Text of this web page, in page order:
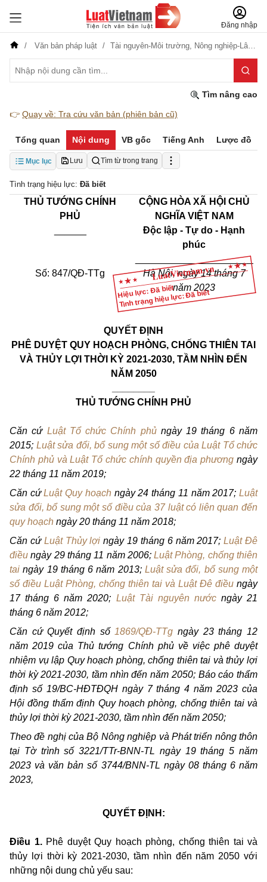
Đăng nhập
Văn bản pháp luật Tài nguyên-Môi trường, Nông nghiệp-Lâm nghiệp
Tìm nâng cao
👉 Quay về: Tra cứu văn bản (phiên bản cũ)
Tổng quan Nội dung VB gốc Tiếng Anh Lược đồ
Mục lục Lưu Tìm từ trong trang
Tình trạng hiệu lực: Đã biết
Hiệu lực: Đã biết
Tình trạng hiệu lực: Đã biết
THỦ TƯỚNG CHÍNH
PHỦ
CỘNG HÒA XÃ HỘI CHỦ
NGHĨA VIỆT NAM
Độc lập - Tự do - Hạnh
phúc
______________________
Số: 847/QĐ-TTg
Hà Nội, ngày 14 tháng 7
năm 2023
QUYẾT ĐỊNH
PHÊ DUYỆT QUY HOẠCH PHÒNG, CHỐNG THIÊN TAI
VÀ THỦY LỢI THỜI KỲ 2021-2030, TẦM NHÌN ĐẾN
NĂM 2050
THỦ TƯỚNG CHÍNH PHỦ
Căn cứ Luật Tổ chức Chính phủngày 19 tháng 6 năm
2015; Luật sửa đổi, bổ sung một số điều của Luật Tổ chức
Chính phủ và Luật Tổ chức chính quyền địa phương ngày
22 tháng 11 năm 2019;
Căn cứLuật Quy hoạchngày 24 tháng 11 năm 2017;Luật
sửa đổi, bổ sung một số điều của 37 luật có liên quan đến
quy hoạch ngày 20 tháng 11 năm 2018;
Căn cứ Luật Thủy lợi ngày 19 tháng 6 năm 2017;Luật Đê
điều ngày 29 tháng 11 năm 2006;Luật Phòng, chống thiên
tai ngày 19 tháng 6 năm 2013; Luật sửa đổi, bổ sung một
số điều Luật Phòng, chống thiên tai và Luật Đê điều ngày
17 tháng 6 năm 2020; Luật Tài nguyên nướcngày 21
tháng 6 năm 2012;
Căn cứ Quyết định số 1869/QĐ-TTg ngày 23 tháng 12
năm 2019 của Thủ tướng Chính phủ về việc phê duyệt
nhiệm vụ lập Quy hoạch phòng, chống thiên tai và thủy lợi
thời kỳ 2021-2030, tầm nhìn đến năm 2050; Báo cáo thẩm
định số 19/BC-HĐTĐQH ngày 7 tháng 4 năm 2023 của
Hội đồng thẩm định Quy hoạch phòng, chống thiên tai và
thủy lợi thời kỳ 2021-2030, tầm nhìn đến năm 2050;
Theo đề nghị của Bộ Nông nghiệp và Phát triển nông thôn
tại Tờ trình số 3221/TTr-BNN-TL ngày 19 tháng 5 năm
2023 và văn bản số 3744/BNN-TL ngày 08 tháng 6 năm
2023,
QUYẾT ĐỊNH:
Điều 1.Phê duyệt Quy hoạch phòng, chống thiên tai và
thủy lợi thời kỳ 2021-2030, tầm nhìn đến năm 2050 với
những nội dung chủ yếu sau: